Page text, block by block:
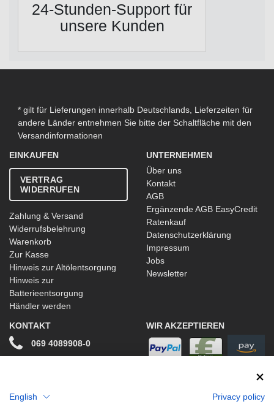
24-Stunden-Support für
unsere Kunden
* gilt für Lieferungen innerhalb Deutschlands, Lieferzeiten für
andere Länder entnehmen Sie bitte der Schaltfläche mit den
Versandinformationen
EINKAUFEN
VERTRAG
WIDERRUFEN
Zahlung & Versand
Widerrufsbelehrung
Warenkorb
Zur Kasse
Hinweis zur Altölentsorgung
Hinweis zur
Batterieentsorgung
Händler werden
UNTERNEHMEN
Über uns
Kontakt
AGB
Ergänzende AGB EasyCredit
Ratenkauf
Datenschutzerklärung
Impressum
Jobs
Newsletter
KONTAKT
069 4089908-0
WIR AKZEPTIEREN
English Privacy policy